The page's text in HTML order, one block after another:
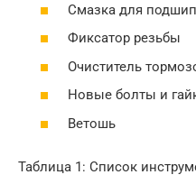
Смазка для
Фиксатор резьбы
Очиститель
Новые болты и
Ветошь
Таблица 1: Список